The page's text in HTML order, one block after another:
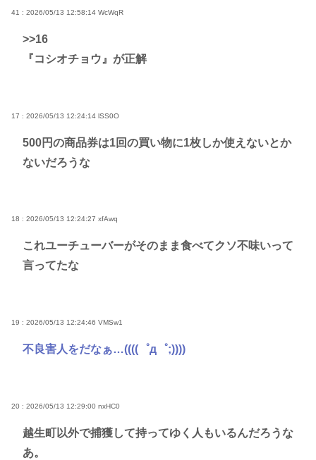
41 : 2026/05/13 12:58:14 WcWqR
>>16
『コシオチョウ』が正解
17 : 2026/05/13 12:24:14 lSS0O
500円の商品券は1回の買い物に1枚しか使えないとか
ないだろうな
18 : 2026/05/13 12:24:27 xfAwq
これユーチューバーがそのまま食べてクソ不味いって
言ってたな
19 : 2026/05/13 12:24:46 VMSw1
不良害人をだなぁ…((((゜д゜;))))
20 : 2026/05/13 12:29:00 nxHC0
越生町以外で捕獲して持ってゆく人もいるんだろうな
あ。